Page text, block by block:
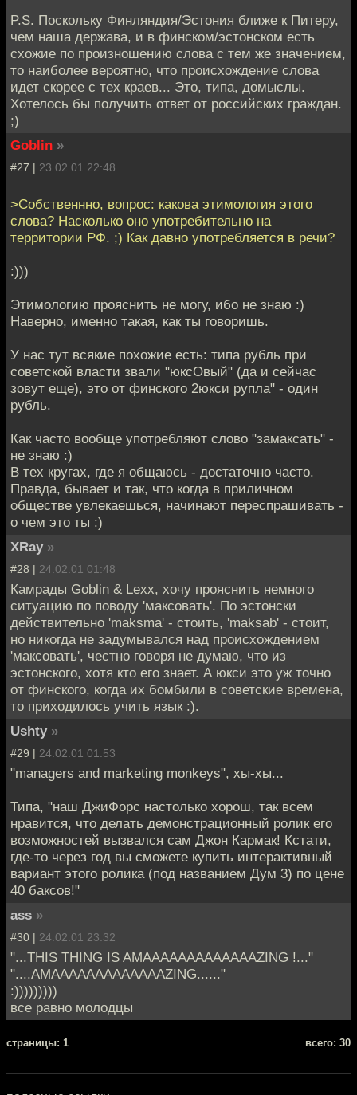
P.S. Поскольку Финляндия/Эстония ближе к Питеру,
чем наша держава, и в финском/эстонском есть
схожие по произношению слова с тем же значением,
то наиболее вероятно, что происхождение слова
идет скорее с тех краев... Это, типа, домыслы.
Хотелось бы получить ответ от российских граждан.
;)
Goblin »
#27 | 23.02.01 22:48
>Собственнно, вопрос: какова этимология этого
слова? Насколько оно употребительно на
территории РФ. ;) Как давно употребляется в речи?
:)))
Этимологию прояснить не могу, ибо не знаю :)
Наверно, именно такая, как ты говоришь.
У нас тут всякие похожие есть: типа рубль при
советской власти звали "юксОвый" (да и сейчас
зовут еще), это от финского 2юкси рупла" - один
рубль.
Как часто вообще употребляют слово "замаксать" -
не знаю :)
В тех кругах, где я общаюсь - достаточно часто.
Правда, бывает и так, что когда в приличном
обществе увлекаешься, начинают переспрашивать -
о чем это ты :)
XRay »
#28 | 24.02.01 01:48
Камрады Goblin & Lexx, хочу прояснить немного
ситуацию по поводу 'максовать'. По эстонски
действительно 'maksma' - стоить, 'maksab' - стоит,
но никогда не задумывался над происхождением
'максовать', честно говоря не думаю, что из
эстонского, хотя кто его знает. А юкси это уж точно
от финского, когда их бомбили в советские времена,
то приходилось учить язык :).
Ushty »
#29 | 24.02.01 01:53
"managers and marketing monkeys", хы-хы...
Типа, "наш ДжиФорс настолько хорош, так всем
нравится, что делать демонстрационный ролик его
возможностей вызвался сам Джон Кармак! Кстати,
где-то через год вы сможете купить интерактивный
вариант этого ролика (под названием Дум 3) по цене
40 баксов!"
ass »
#30 | 24.02.01 23:32
"...THIS THING IS AMAAAAAAAAAAAAAZING !..."
"....AMAAAAAAAAAAAAAZING......"
:)))))))))
все равно молодцы
cтраницы: 1 всего: 30